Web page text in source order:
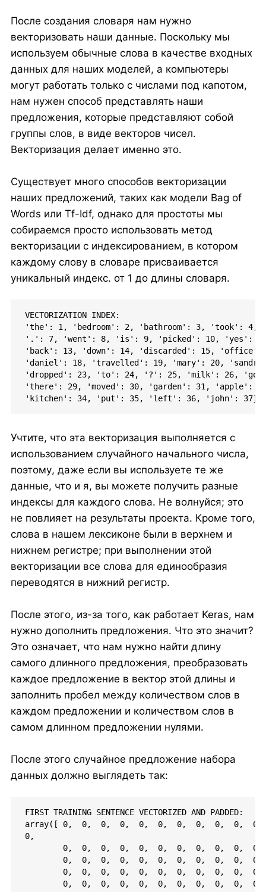
После создания словаря нам нужно
векторизовать наши данные. Поскольку мы
используем обычные слова в качестве входных
данных для наших моделей, а компьютеры
могут работать только с числами под капотом,
нам нужен способ представлять наши
предложения, которые представляют собой
группы слов, в виде векторов чисел.
Векторизация делает именно это.
Существует много способов векторизации
наших предложений, таких как модели Bag of
Words или Tf-Idf, однако для простоты мы
собираемся просто использовать метод
векторизации с индексированием, в котором
каждому слову в словаре присваивается
уникальный индекс. от 1 до длины словаря.
VECTORIZATION INDEX:
'the': 1, 'bedroom': 2, 'bathroom': 3, 'took':
'.': 7, 'went': 8, 'is': 9, 'picked': 10, 'yes':
'back': 13, 'down': 14, 'discarded': 15,
'daniel': 18, 'travelled': 19, 'mary': 20,
'dropped': 23, 'to': 24, '?': 25, 'milk': 26,
'there': 29, 'moved': 30, 'garden': 31, 'apple':
'kitchen': 34, 'put': 35, 'left': 36, 'john': 37}
Учтите, что эта векторизация выполняется с
использованием случайного начального числа,
поэтому, даже если вы используете те же
данные, что и я, вы можете получить разные
индексы для каждого слова. Не волнуйся; это
не повлияет на результаты проекта. Кроме того,
слова в нашем лексиконе были в верхнем и
нижнем регистре; при выполнении этой
векторизации все слова для единообразия
переводятся в нижний регистр.
После этого, из-за того, как работает Keras, нам
нужно дополнить предложения. Что это значит?
Это означает, что нам нужно найти длину
самого длинного предложения, преобразовать
каждое предложение в вектор этой длины и
заполнить пробел между количеством слов в
каждом предложении и количеством слов в
самом длинном предложении нулями.
После этого случайное предложение набора
данных должно выглядеть так:
FIRST TRAINING SENTENCE VECTORIZED AND PADDED:
array([ 0,  0,  0,  0,  0,  0,  0,  0,  0,  0,
0,
0,  0,  0,  0,  0,  0,  0,  0,  0,  0,
0,  0,  0,  0,  0,  0,  0,  0,  0,  0,
0,  0,  0,  0,  0,  0,  0,  0,  0,  0,
0,  0,  0,  0,  0,  0,  0,  0,  0,  0,